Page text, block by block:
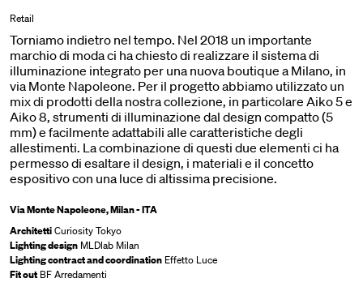
Retail
Torniamo indietro nel tempo. Nel 2018 un importante
marchio di moda ci ha chiesto di realizzare il sistema di
illuminazione integrato per una nuova boutique a Milano, in
via Monte Napoleone. Per il progetto abbiamo utilizzato un
mix di prodotti della nostra collezione, in particolare Aiko 5 e
Aiko 8, strumenti di illuminazione dal design compatto (5
mm) e facilmente adattabili alle caratteristiche degli
allestimenti. La combinazione di questi due elementi ci ha
permesso di esaltare il design, i materiali e il concetto
espositivo con una luce di altissima precisione.
Via Monte Napoleone, Milan - ITA
ArchitettiCuriosity Tokyo
Lighting design MLDlab Milan
Lighting contract and coordination Effetto Luce
Fit out BF Arredamenti